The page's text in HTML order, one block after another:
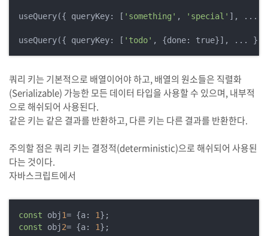
useQuery({ queryKey: [ 'something' , 'special' ], ...
useQuery({ queryKey: [ 'todo'
쿼리 키는 기본적으로 배열이어야 하고, 배열의 원소들은 직렬화
(Serializable) 가능한 모든 데이터 타입을 사용할 수 있으며, 내부적
으로 해쉬되어 사용된다.
같은 키는 같은 결과를 반환하고, 다른 키는 다른 결과를 반환한다.
주의할 점은 쿼리 키는 결정적(deterministic)으로 해쉬되어 사용된
다는 것이다.
자바스크립트에서
const obj1= {a: 1
const obj2= {a: 1};